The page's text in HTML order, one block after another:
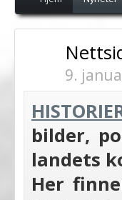
9.
bilder,
landets
Her